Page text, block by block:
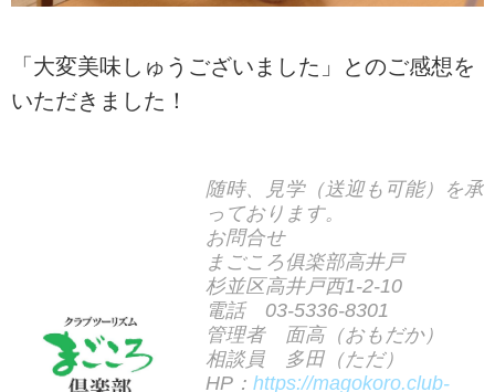
「大変美味しゅうございました」とのご感想を
いただきました！
随時、見学（送迎も可能）を承
っております。
お問合せ
まごころ俱楽部高井戸
杉並区高井戸西1-2-10
電話 03-5336-8301
管理者 面高（おもだか）
相談員 多田（ただ）
HP： https://magokoro.club-